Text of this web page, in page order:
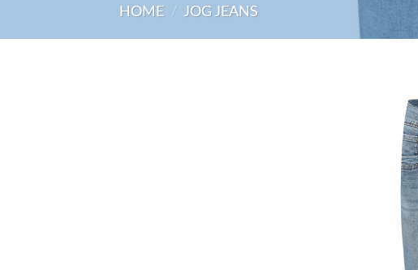
HOME / JOG JEANS